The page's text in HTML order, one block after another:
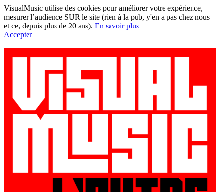
VisualMusic utilise des cookies pour améliorer votre expérience,
mesurer l’audience SUR le site (rien à la pub, y'en a pas chez nous
et ce, depuis plus de 20 ans). En savoir plus
Accepter